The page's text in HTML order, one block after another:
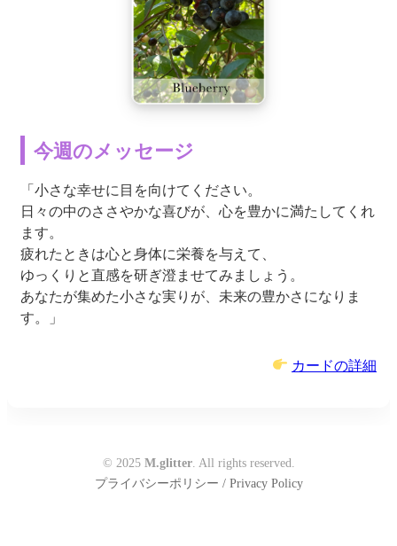
今週のメッセージ
「小さな幸せに目を向けてください。
日々の中のささやかな喜びが、心を豊かに満たしてくれ
ます。
疲れたときは心と身体に栄養を与えて、
ゆっくりと直感を研ぎ澄ませてみましょう。
あなたが集めた小さな実りが、未来の豊かさになりま
す。」
カードの詳細
© 2025 M.glitter. All rights reserved.
プライバシーポリシー / Privacy Policy